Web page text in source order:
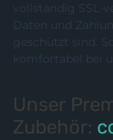
vollständig SSL-
Daten und
geschützt sind.
komfortabel bei
Unser
Zubehör: